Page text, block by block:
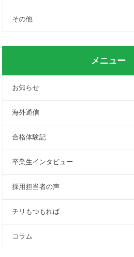
その他
メニュー
お知らせ
海外通信
合格体験記
卒業生インタビュー
採用担当者の声
チリもつもれば
コラム